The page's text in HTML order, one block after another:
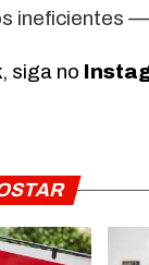
ineficientes
, siga no